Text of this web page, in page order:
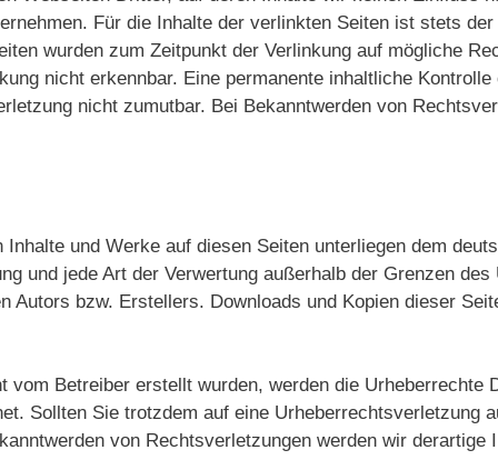
Für die Inhalte der verlinkten Seiten ist stets
wurden zum Zeitpunkt der Verlinkung auf mögliche
nicht erkennbar. Eine permanente inhaltliche
nicht zumutbar. Bei Bekanntwerden von
und Werke auf diesen Seiten unterliegen dem
und jede Art der Verwertung außerhalb der Grenzen
Autors bzw. Erstellers. Downloads und Kopien dieser
vom Betreiber erstellt wurden, werden die Urheberrechte
Sollten Sie trotzdem auf eine Urheberrechtsverletzung
von Rechtsverletzungen werden wir derartige